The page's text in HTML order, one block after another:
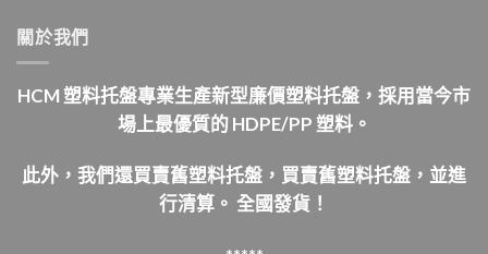
關於我們
HCM 塑料托盤專業生產新型廉價塑料托盤，採用當今市
場上最優質的 HDPE/PP 塑料。
此外，我們還買賣舊塑料托盤，買賣舊塑料托盤，並進
行清算。 全國發貨！